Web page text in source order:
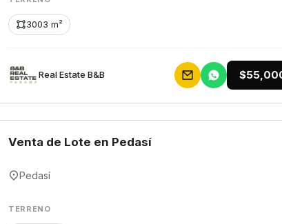
3003 m²
Rеаl Еstаtе В&В
Venta de Lote en Pedasí
Pedasí
TERRENO